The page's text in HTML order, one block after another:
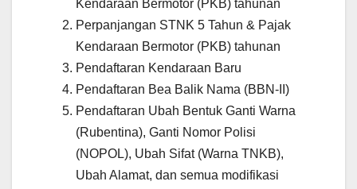
Kendaraan Bermotor (PKB) tahunan
Perpanjangan STNK 5 Tahun & Pajak
Kendaraan Bermotor (PKB) tahunan
Pendaftaran Kendaraan Baru
Pendaftaran Bea Balik Nama (BBN-II)
Pendaftaran Ubah Bentuk Ganti Warna
(Rubentina), Ganti Nomor Polisi
(NOPOL), Ubah Sifat (Warna TNKB),
Ubah Alamat, dan semua modifikasi